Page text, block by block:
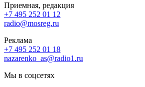
Приемная, редакция
+7 495 252 01 12
radio@mosreg.ru
Реклама
+7 495 252 01 18
nazarenko_as@radio1.ru
Мы в соцсетях